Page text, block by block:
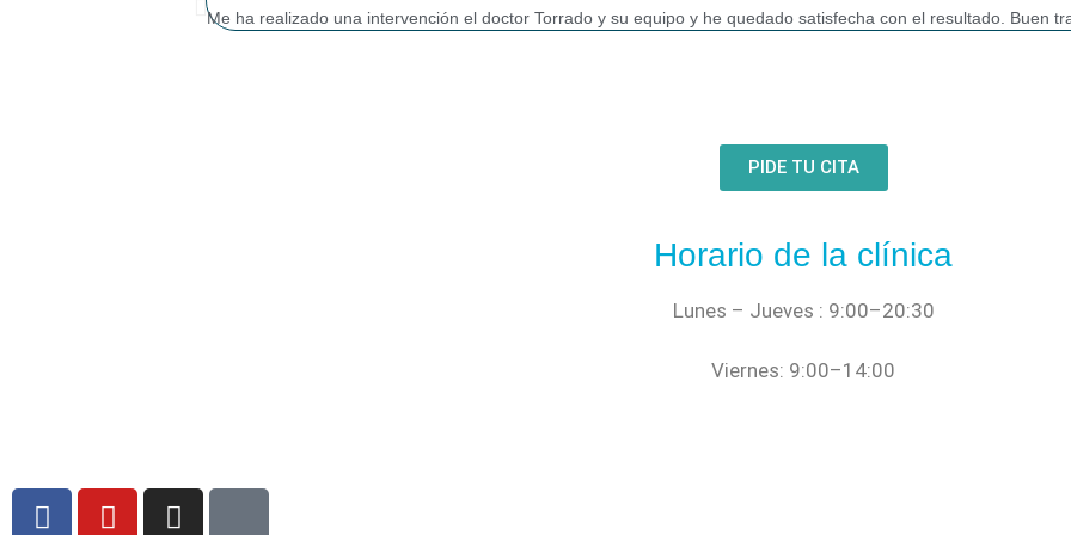
Me ha realizado una intervención el doctor Torrado y su equipo y he quedado satisfecha con el resultado. Buen
PIDE TU CITA
Horario de la clínica
Lunes – Jueves : 9:00–20:30
Viernes: 9:00–14:00